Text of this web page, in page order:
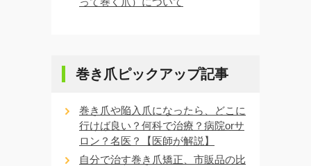
巻き爪ピックアップ記事
巻き爪や陥入爪になったら、どこに
行けば良い？何科で治療？病院orサ
ロン？名医？【医師が解説】
自分で治す巻き爪矯正、市販品の比